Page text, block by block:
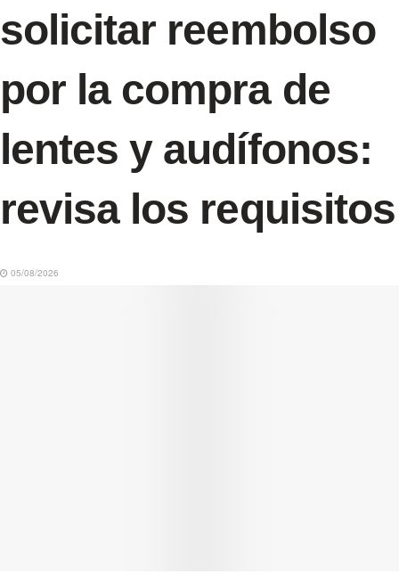
solicitar reembolso
por la compra de
lentes y audífonos:
revisa los requisitos
05/08/2026